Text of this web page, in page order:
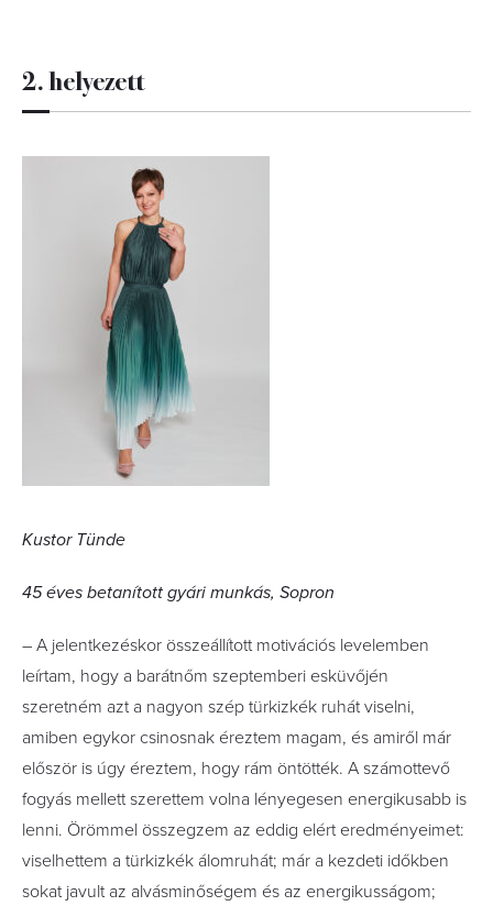
2. helyezett
Kustor Tünde
45 éves betanított gyári munkás, Sopron
– A jelentkezéskor összeállított motivációs levelemben
leírtam, hogy a barátnőm szeptemberi esküvőjén
szeretném azt a nagyon szép türkizkék ruhát viselni,
amiben egykor csinosnak éreztem magam, és amiről már
először is úgy éreztem, hogy rám öntötték. A számottevő
fogyás mellett szerettem volna lényegesen energikusabb is
lenni. Örömmel összegzem az eddig elért eredményeimet:
viselhettem a türkizkék álomruhát; már a kezdeti időkben
sokat javult az alvásminőségem és az energikusságom;